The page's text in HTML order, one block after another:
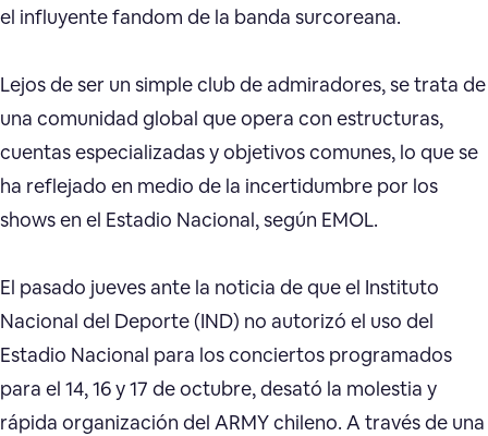
el influyente fandom de la banda surcoreana.
Lejos de ser un simple club de admiradores, se trata de
una comunidad global que opera con estructuras,
cuentas especializadas y objetivos comunes, lo que se
ha reflejado en medio de la incertidumbre por los
shows en el Estadio Nacional, según EMOL.
El pasado jueves ante la noticia de que el Instituto
Nacional del Deporte (IND) no autorizó el uso del
Estadio Nacional para los conciertos programados
para el 14, 16 y 17 de octubre, desató la molestia y
rápida organización del ARMY chileno. A través de una